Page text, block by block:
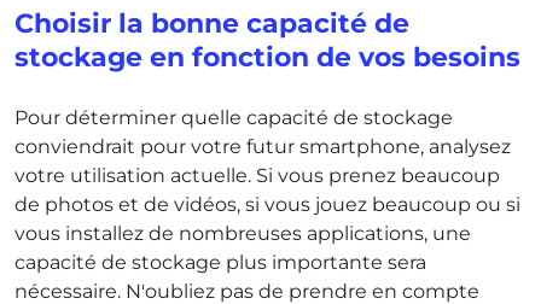
Choisir la bonne capacité de
stockage en fonction de vos besoins
Pour déterminer quelle capacité de stockage
conviendrait pour votre futur smartphone, analysez
votre utilisation actuelle. Si vous prenez beaucoup
de photos et de vidéos, si vous jouez beaucoup ou si
vous installez de nombreuses applications, une
capacité de stockage plus importante sera
nécessaire. N'oubliez pas de prendre en compte